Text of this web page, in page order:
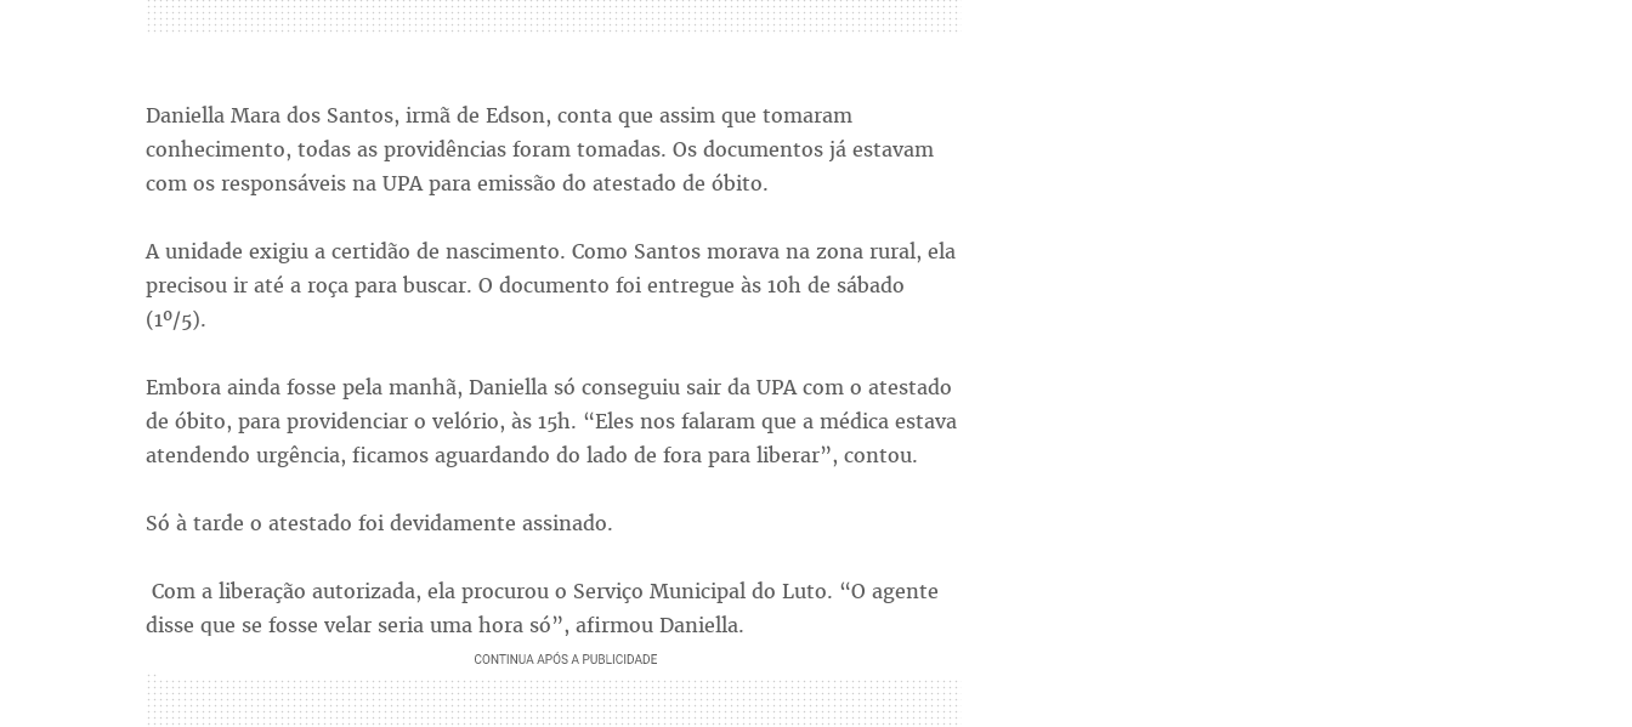
Daniella Mara dos Santos, irmã de Edson, conta que assim que tomaram
conhecimento, todas as providências foram tomadas. Os documentos já estavam
com os responsáveis na UPA para emissão do atestado de óbito.
A unidade exigiu a certidão de nascimento. Como Santos morava na zona rural, ela
precisou ir até a roça para buscar. O documento foi entregue às 10h de sábado
(1º/5).
Embora ainda fosse pela manhã, Daniella só conseguiu sair da UPA com o atestado
de óbito, para providenciar o velório, às 15h. “Eles nos falaram que a médica estava
atendendo urgência, ficamos aguardando do lado de fora para liberar”, contou.
Só à tarde o atestado foi devidamente assinado.
Com a liberação autorizada, ela procurou o Serviço Municipal do Luto. “O agente
disse que se fosse velar seria uma hora só”, afirmou Daniella.